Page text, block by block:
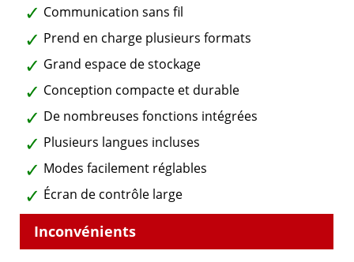
Communication sans fil
Prend en charge plusieurs formats
Grand espace de stockage
Conception compacte et durable
De nombreuses fonctions intégrées
Plusieurs langues incluses
Modes facilement réglables
Écran de contrôle large